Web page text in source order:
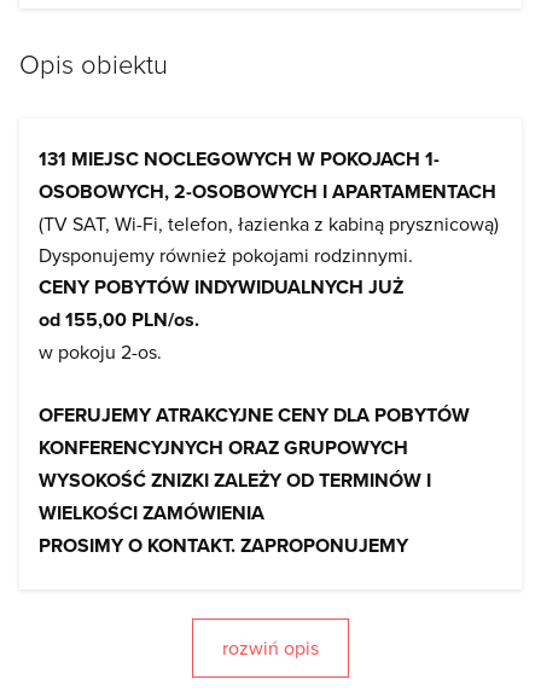
Opis obiektu
131 MIEJSC NOCLEGOWYCH W POKOJACH 1-
OSOBOWYCH, 2-OSOBOWYCH I APARTAMENTACH
(TV SAT, Wi-Fi, telefon, łazienka z kabiną prysznicową)
Dysponujemy również pokojami rodzinnymi.
CENY POBYTÓW INDYWIDUALNYCH JUŻ
od 155,00 PLN/os.
w pokoju 2-os.
OFERUJEMY ATRAKCYJNE CENY DLA POBYTÓW
KONFERENCYJNYCH ORAZ GRUPOWYCH
WYSOKOŚĆ ZNIZKI ZALEŻY OD TERMINÓW I
WIELKOŚCI ZAMÓWIENIA
PROSIMY O KONTAKT. ZAPROPONUJEMY
NOCNY KLUB, SALE KONFERENCYJNE, PARKING,
rozwiń opis